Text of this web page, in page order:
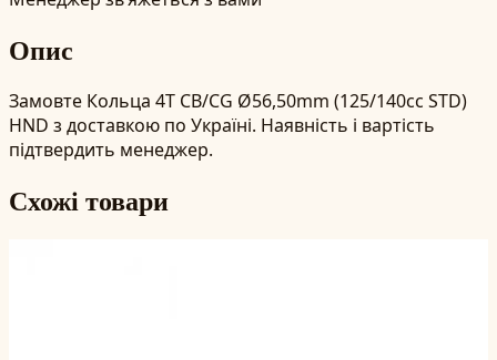
Опис
Замовте Кольца 4T CB/CG Ø56,50mm (125/140cc STD)
HND з доставкою по Україні. Наявність і вартість
підтвердить менеджер.
Схожі товари